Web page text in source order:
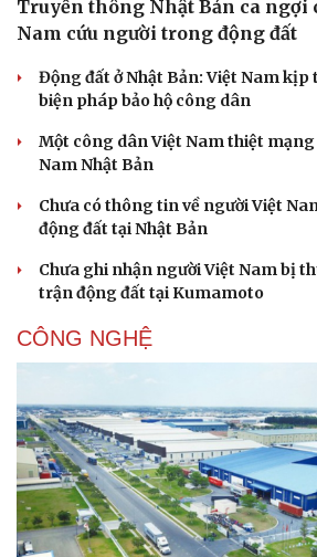
Doanh nghiệp
Thông tin doanh nghiệp
Doanh nghiệp 24h
Vì cộng đồng
Sành
Truyền thông Nhật Bản ca ngợi
Nam cứu người trong động đất
Động đất ở Nhật Bản: Việt Nam kịp
biện pháp bảo hộ công dân
Một công dân Việt Nam thiệt
Nam Nhật Bản
Chưa có thông tin về người Việt
động đất tại Nhật Bản
Chưa ghi nhận người Việt Nam bị
trận động đất tại Kumamoto
CÔNG NGHỆ